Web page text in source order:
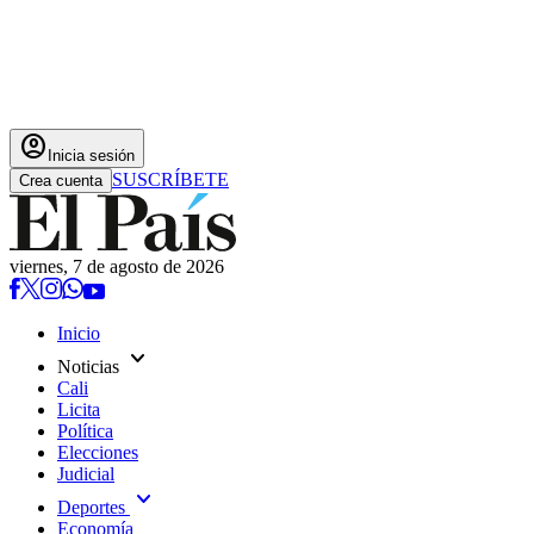
account_circle Inicia sesión
Crea cuenta SUSCRÍBETE
viernes, 7 de agosto de 2026
Inicio
Noticias expand_more
Cali
Licita
Política
Elecciones
Judicial
Deportes expand_more
Economía